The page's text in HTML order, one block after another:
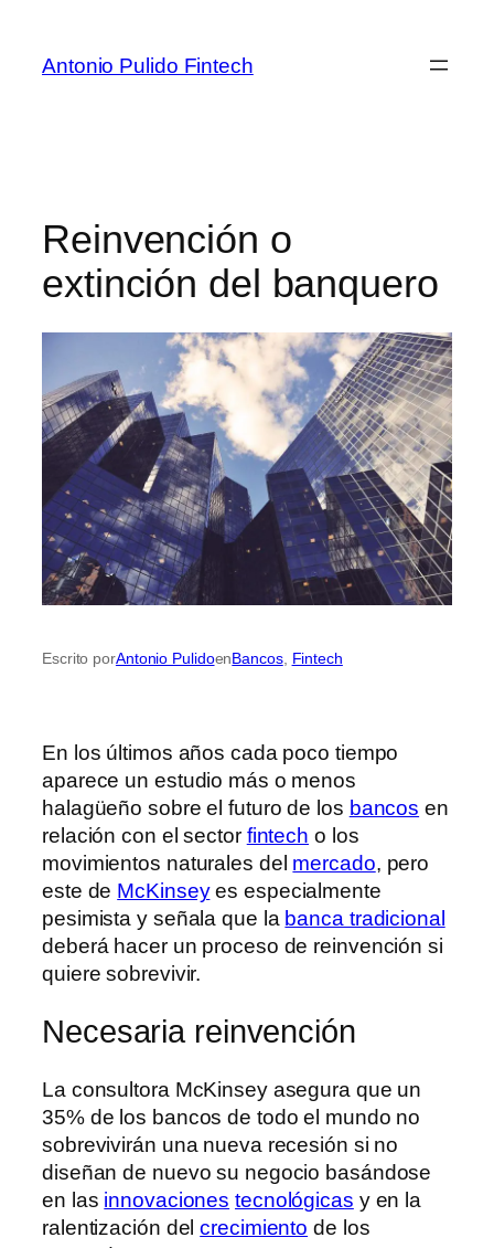
Antonio Pulido Fintech
Reinvención o
extinción del banquero
Escrito porAntonio PulidoenBancos, Fintech
En los últimos años cada poco tiempo
aparece un estudio más o menos
halagüeño sobre el futuro de los bancos en
relación con el sector fintech o los
movimientos naturales del mercado, pero
este de McKinseyes especialmente
pesimista y señala que la banca tradicional
deberá hacer un proceso de reinvención si
quiere sobrevivir.
Necesaria reinvención
La consultora McKinsey asegura que un
35% de los bancos de todo el mundo no
sobrevivirán una nueva recesión si no
diseñan de nuevo su negocio basándose
en las innovaciones tecnológicas y en la
ralentización delcrecimiento de los